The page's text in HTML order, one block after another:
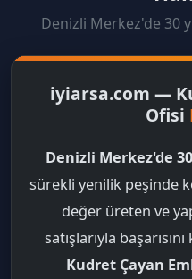
Denizli Merkez'de 30
iyiarsa.com —
Ofisi
Denizli Merkez'de 30
sürekli yenilik peşinde
değer üreten ve
satışlarıyla
Kudret Çayan